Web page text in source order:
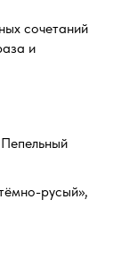
сочетаний
и
русый»,